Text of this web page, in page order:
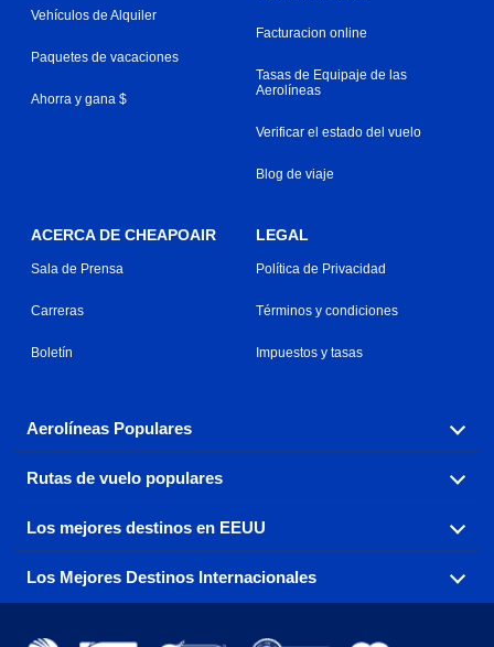
Vehículos de Alquiler
Paquetes de vacaciones
Ahorra y gana $
Facturacion online
Tasas de Equipaje de las
Aerolíneas
Verificar el estado del vuelo
Blog de viaje
ACERCA DE CHEAPOAIR
Sala de Prensa
Carreras
Boletín
LEGAL
Política de Privacidad
Términos y condiciones
Impuestos y tasas
Aerolíneas Populares
Explora nuestras opciones de tarifas aéreas baratas por
aerolínea, con más de 500 opciones para elegir.
Aeromexico
Air France Alaska Airlines
Rutas de vuelo populares
Reserva una de nuestras rutas de vuelo más populares
con tres sencillos clics.
Los mejores destinos en EEUU
Encuentra boletos de avión baratos a destinos
populares de los EEUU de costa a costa.
Los Mejores Destinos Internacionales